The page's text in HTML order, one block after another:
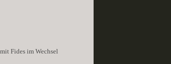
Fides im Wechsel